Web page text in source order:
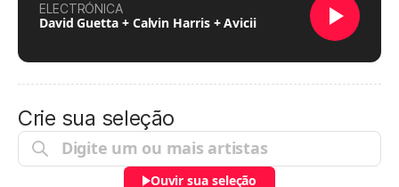
ELECTRÓNICA
David Guetta + Calvin Harris + Avicii
Crie sua seleção
Ouvir sua seleção